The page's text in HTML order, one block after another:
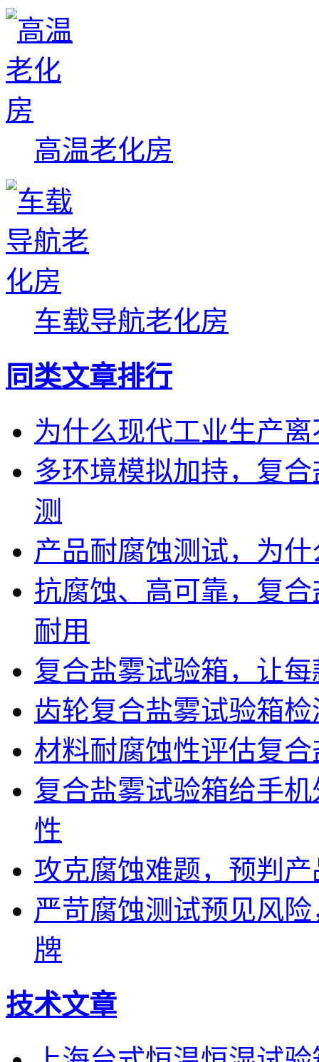
高温老化房
车载导航老化房
同类文章排行
为什么现代工业生产
多环境模拟加持，复
测
产品耐腐蚀测试，为
抗腐蚀、高可靠，复
耐用
复合盐雾试验箱，让
齿轮复合盐雾试验箱
材料耐腐蚀性评估复
复合盐雾试验箱给手
性
攻克腐蚀难题，预判
严苛腐蚀测试预见风
牌
技术文章